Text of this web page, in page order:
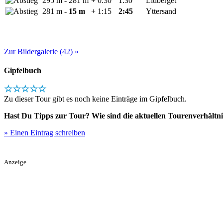
281 m - 15 m + 1:15 2:45 Yttersand
Zur Bildergalerie (42) »
Gipfelbuch
☆☆☆☆☆
Zu dieser Tour gibt es noch keine Einträge im Gipfelbuch.
Hast Du Tipps zur Tour? Wie sind die aktuellen
» Einen Eintrag schreiben
Anzeige